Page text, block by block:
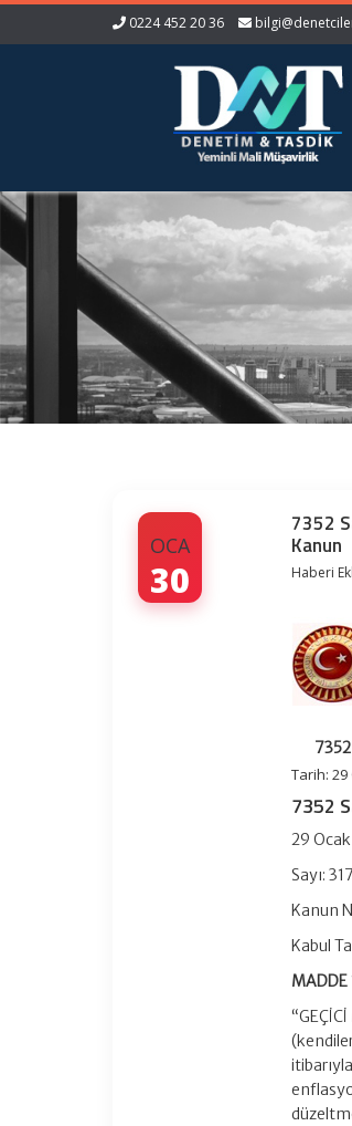
0224 452 20 36
OCA
30
7352
Kanun
Haberi
Tarih: 29
7352
29
Sayı:
Kanun
Kabul
MADDE